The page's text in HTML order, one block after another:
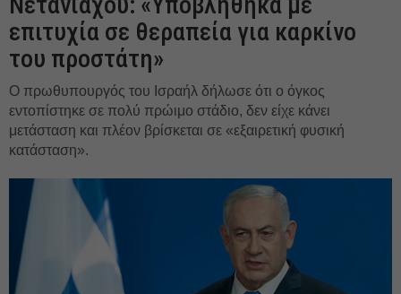
επιτυχία σε θεραπεία για καρκίνο
του προστάτη»
Ο πρωθυπουργός του Ισραήλ δήλωσε ότι ο όγκος
εντοπίστηκε σε πολύ πρώιμο στάδιο, δεν είχε κάνει
μετάσταση και πλέον βρίσκεται σε «εξαιρετική φυσική
κατάσταση».